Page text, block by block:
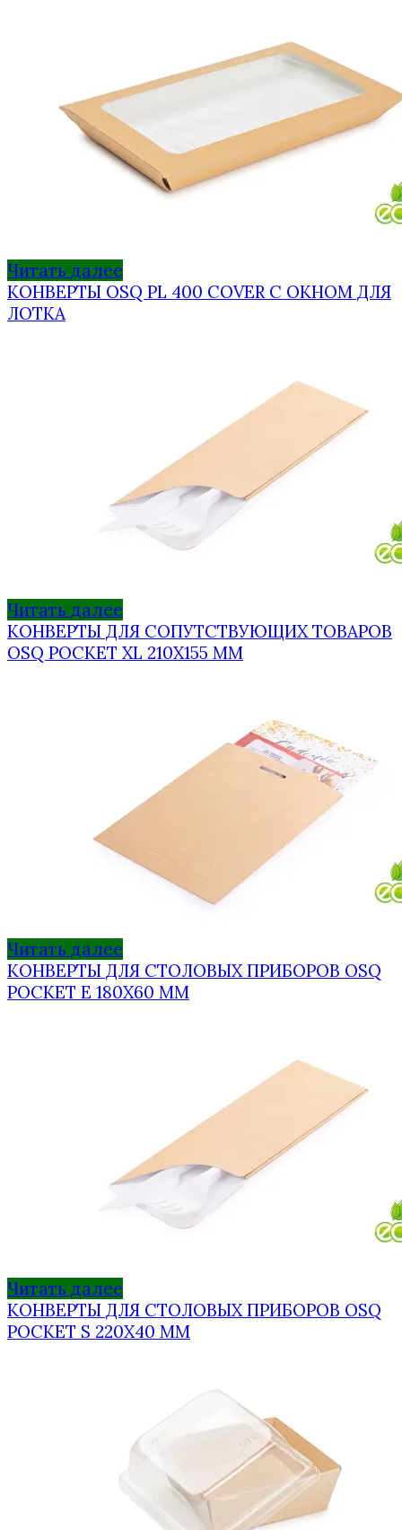
Читать далее
КОНВЕРТЫ OSQ PL 400 COVER С ОКНОМ ДЛЯ
ЛОТКА
Читать далее
КОНВЕРТЫ ДЛЯ СОПУТСТВУЮЩИХ ТОВАРОВ
OSQ POCKET XL 210Х155 ММ
Читать далее
КОНВЕРТЫ ДЛЯ СТОЛОВЫХ ПРИБОРОВ OSQ
POCKET E 180Х60 ММ
Читать далее
КОНВЕРТЫ ДЛЯ СТОЛОВЫХ ПРИБОРОВ OSQ
POCKET S 220Х40 ММ